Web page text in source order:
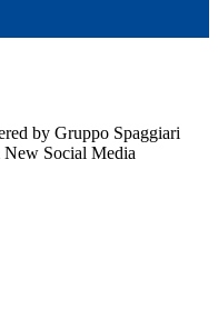
by Gruppo Spaggiari
Social Media